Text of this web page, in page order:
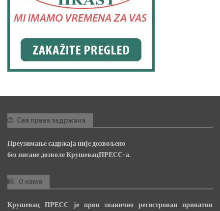
Сва права задржана
Преузимање садржаја није дозвољено
без писане дозволе КрушевацПРЕСС-а.
О нама
Крушевац ПРЕСС је први званично регистрован приватни